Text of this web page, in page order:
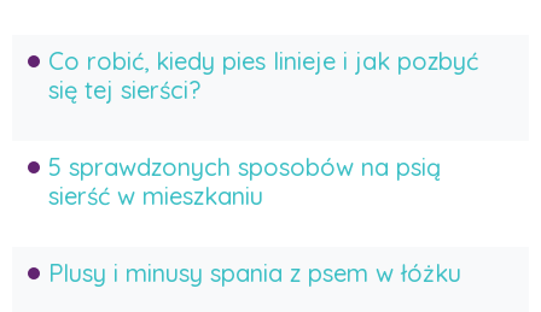
Co robić, kiedy pies linieje i jak pozbyć
się tej sierści?
5 sprawdzonych sposobów na psią
sierść w mieszkaniu
Plusy i minusy spania z psem w łóżku